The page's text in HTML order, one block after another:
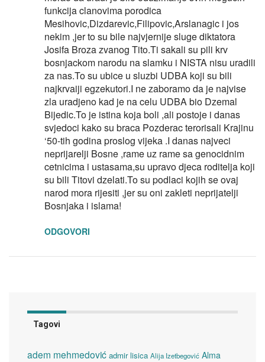
funkcija clanovima porodica
Mesihovic,Dizdarevic,Filipovic,Arslanagic i jos
nekim ,jer to su bile najvjernije sluge diktatora
Josifa Broza zvanog Tito.Ti sakali su pili krv
bosnjackom narodu na slamku i NISTA nisu uradili
za nas.To su ubice u sluzbi UDBA koji su bili
najkrvaiji egzekutori.I ne zaboramo da je najvise
zla uradjeno kad je na celu UDBA bio Dzemal
Bijedic.To je istina koja boli ,ali postoje i danas
svjedoci kako su braca Pozderac terorisali Krajinu
‘50-tih godina proslog vijeka .I danas najveci
neprijarelji Bosne ,rame uz rame sa genocidnim
cetnicima i ustasama,su upravo djeca roditelja koji
su bili Titovi dzelati.To su podlaci kojih se ovaj
narod mora rijesiti ,jer su oni zakleti neprijatelji
Bosnjaka i islama!
ODGOVORI
Tagovi
adem mehmedović admir lisica Alija Izetbegović Alma